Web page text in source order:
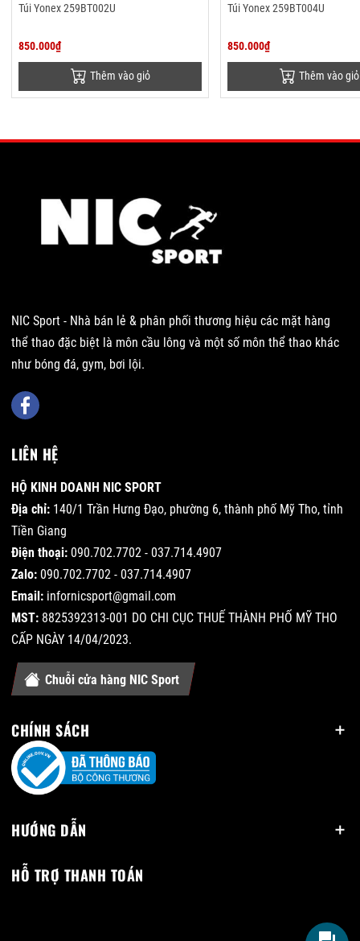
Túi Yonex 259BT002U
850.000₫
Thêm vào giỏ
Túi Yonex 259BT004U
850.000₫
Thêm vào giỏ
NIC Sport - Nhà bán lẻ & phân phối thương hiệu các mặt hàng
thể thao đặc biệt là môn cầu lông và một số môn thể thao khác
như bóng đá, gym, bơi lội.
LIÊN HỆ
HỘ KINH DOANH NIC SPORT
Địa chỉ: 140/1 Trần Hưng Đạo, phường 6, thành phố Mỹ Tho, tỉnh
Tiền Giang
Điện thoại: 090.702.7702 - 037.714.4907
Zalo: 090.702.7702 - 037.714.4907
Email: infornicsport@gmail.com
MST: 8825392313-001 DO CHI CỤC THUẾ THÀNH PHỐ MỸ THO
CẤP NGÀY 14/04/2023.
Chuỗi cửa hàng NIC Sport
CHÍNH SÁCH
HƯỚNG DẪN
HỖ TRỢ THANH TOÁN